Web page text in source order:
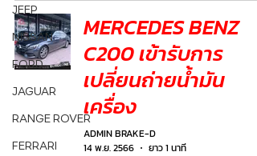
JEEP
NISSAN
FORD
JAGUAR
RANGE ROVER
FERRARI
MERCEDES BENZ
C200 เข้ารับการ
เปลี่ยนถ่ายน้ำมัน
เครื่อง
ADMIN BRAKE-D
14 พ.ย. 2566
ยาว 1 นาที